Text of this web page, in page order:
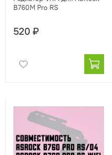
B760M Pro RS
520 ₽